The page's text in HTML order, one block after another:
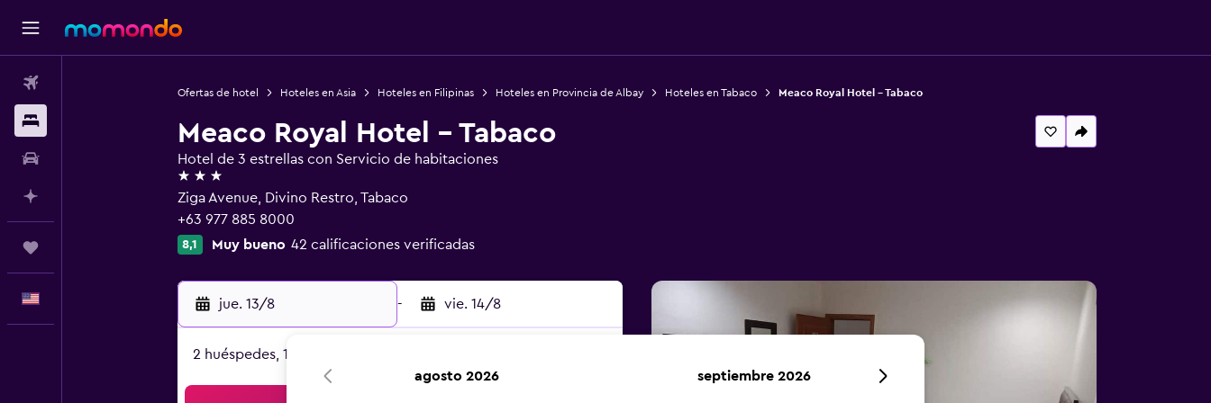
Ofertas de hotel Hoteles en Asia Hoteles en Filipinas Hoteles en Provincia de Albay Hoteles en Tabaco Meaco Royal Hotel - Tabaco
Meaco Royal Hotel - Tabaco
Hotel de 3 estrellas con Servicio de habitaciones
3 estrellas
Ziga Avenue, Divino Restro, Tabaco
+63 977 885 8000
8,1 Muy bueno 42 calificaciones verificadas
jue. 13/8 - vie. 14/8
2 huéspedes, 1 habitación
agosto 2026 septiembre 2026